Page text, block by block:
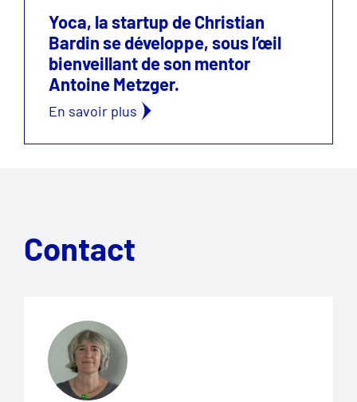
Yoca, la startup de Christian
Bardin se développe, sous l’œil
bienveillant de son mentor
Antoine Metzger.
En savoir plus
Contact